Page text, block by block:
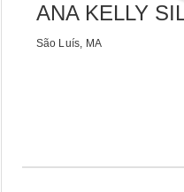
ANA KELLY
São Luís, MA